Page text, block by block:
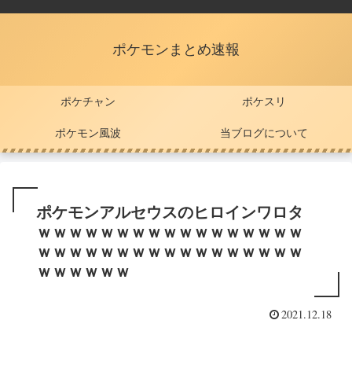
ポケモンまとめ速報
ポケチャン ポケスリ
ポケモン風波 当ブログについて
ポケモンアルセウスのヒロインワロタ
ｗｗｗｗｗｗｗｗｗｗｗｗｗｗｗｗｗ
ｗｗｗｗｗｗｗｗｗｗｗｗｗｗｗｗｗ
ｗｗｗｗｗｗ
2021.12.18